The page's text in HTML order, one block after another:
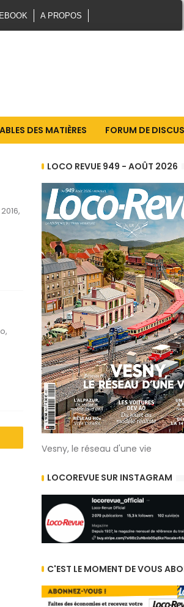
A PROPOS
DES MATIÈRES FORUM DE
LOCO REVUE 949 - AOÛT 2026
Vesny, le réseau d'une vie
LOCOREVUE SUR INSTAGRAM
C'EST LE MOMENT DE VOUS